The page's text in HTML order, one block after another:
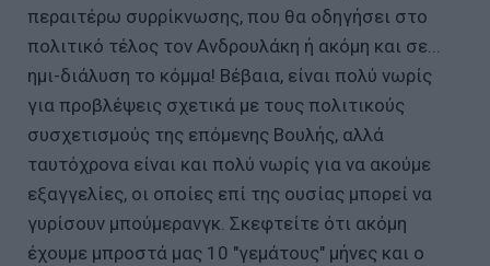
περαιτέρω συρρίκνωσης, που θα οδηγήσει στο
πολιτικό τέλος τον Ανδρουλάκη ή ακόμη και σε...
ημι-διάλυση το κόμμα! Βέβαια, είναι πολύ νωρίς
για προβλέψεις σχετικά με τους πολιτικούς
συσχετισμούς της επόμενης Βουλής, αλλά
ταυτόχρονα είναι και πολύ νωρίς για να ακούμε
εξαγγελίες, οι οποίες επί της ουσίας μπορεί να
γυρίσουν μπούμερανγκ. Σκεφτείτε ότι ακόμη
έχουμε μπροστά μας 10 "γεμάτους" μήνες και ο